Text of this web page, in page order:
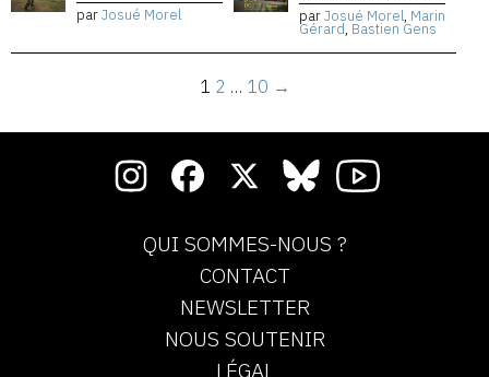
parJosué Morel parJosué Morel, Marin
Gérard, Bastien Gens
1 2 … 10 →
QUI SOMMES-NOUS ?
CONTACT
NEWSLETTER
NOUS SOUTENIR
LÉGAL